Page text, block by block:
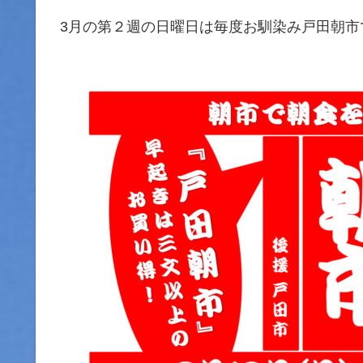
3月の第２週の日曜日は毎度お馴染み戸田朝